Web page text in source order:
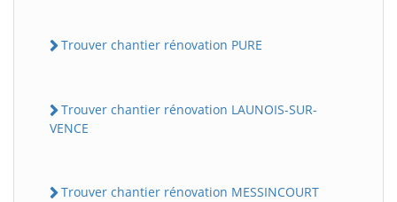
Trouver chantier rénovation PURE
Trouver chantier rénovation LAUNOIS-SUR-
VENCE
Trouver chantier rénovation MESSINCOURT